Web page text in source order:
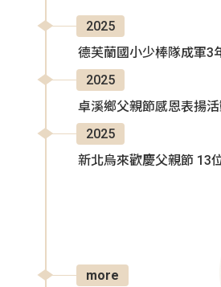
2025
德芙蘭國小少棒隊成軍3
2025
卓溪鄉父親節感恩表揚
2025
新北烏來歡慶父親節 13
more